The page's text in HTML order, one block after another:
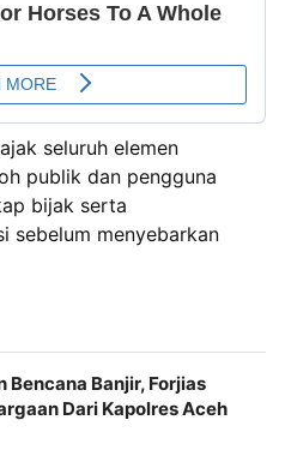
seluruh elemen
publik dan pengguna
bijak serta
sebelum menyebarkan
Banjir, Forjias
Dari Kapolres Aceh